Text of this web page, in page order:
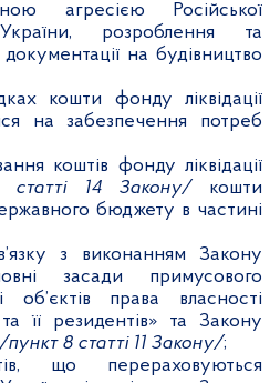
агресією Російської
розроблення та
на будівництво
кошти фонду ліквідації
на забезпечення потреб
коштів фонду ліквідації
статті 14 Закону/ кошти
бюджету в частині
з виконанням Закону
засади примусового
права власності
її резидентів» та Закону
/пункт 8 статті 11 Закону/;
що перераховуються